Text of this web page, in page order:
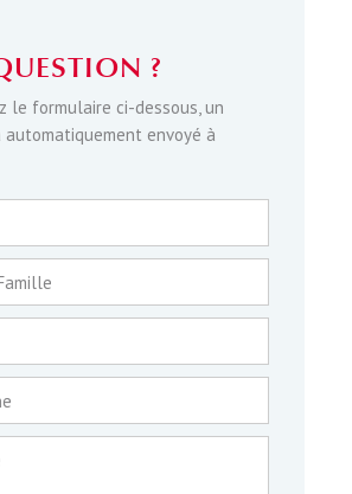
?
le formulaire ci-dessous, un
automatiquement envoyé à